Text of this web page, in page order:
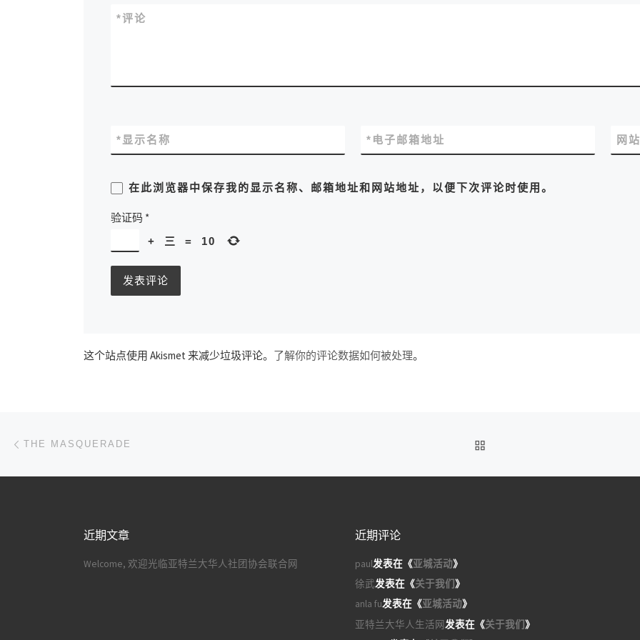
评论
*
显示名称
* 电子邮箱地址
* 网
在此浏览器中保存我的显示名称、邮箱地址和网站地址，以便下次评论时使用。
验证码 *
+ 三 = 10
这个站点使用 Akismet 来减少垃圾评论。 了解你的评论数据如何被处理。
文章导航
THE MASQUERADE
近期文章
Welcome, 欢迎光临亚特兰大华人社团协会联合网
近期评论
paul发表在《亚城活动》
徐武发表在《关于我们》
anla fu发表在《亚城活动》
亚特兰大华人生活网发表在《关于我们》